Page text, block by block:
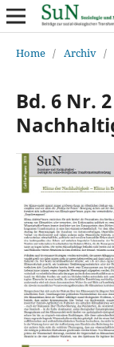
Home / Archiv /
Bd. 6 Nr.